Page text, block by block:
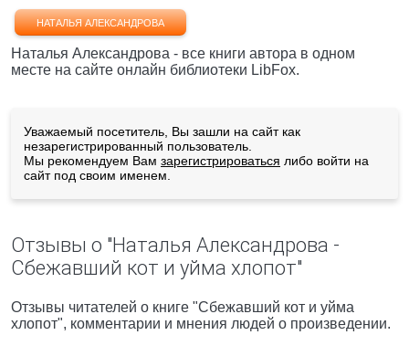
НАТАЛЬЯ АЛЕКСАНДРОВА
Наталья Александрова - все книги автора в одном
месте на сайте онлайн библиотеки LibFox.
Уважаемый посетитель, Вы зашли на сайт как
незарегистрированный пользователь.
Мы рекомендуем Вам зарегистрироваться либо войти на
сайт под своим именем.
Отзывы о "Наталья Александрова -
Сбежавший кот и уйма хлопот"
Отзывы читателей о книге "Сбежавший кот и уйма
хлопот", комментарии и мнения людей о произведении.